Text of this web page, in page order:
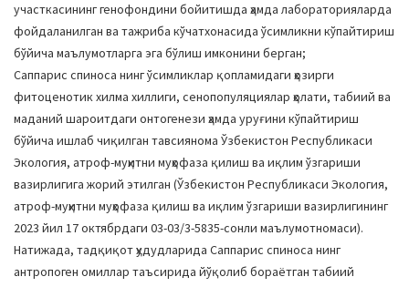
участкасининг генофондини бойитишда ҳамда лабораторияларда
фойдаланилган ва тажриба кўчатхонасида ўсимликни кўпайтириш
бўйича маълумотларга эга бўлиш имконини берган;
Cаппарис спиноса нинг ўсимликлар қопламидаги ҳозирги
фитоценотик хилма хиллиги, сенопопуляциялар ҳолати, табиий ва
маданий шароитдаги онтогенези ҳамда уруғини кўпайтириш
бўйича ишлаб чиқилган тавсиянома Ўзбекистон Республикаси
Экология, атроф-муҳитни муҳофаза қилиш ва иқлим ўзгариши
вазирлигига жорий этилган (Ўзбекистон Республикаси Экология,
атроф-муҳитни муҳофаза қилиш ва иқлим ўзгариши вазирлигининг
2023 йил 17 октябрдаги 03-03/3-5835-сонли маълумотномаси).
Натижада, тадқиқот ҳудудларида Cаппарис спиноса нинг
антропоген омиллар таъсирида йўқолиб бораётган табиий